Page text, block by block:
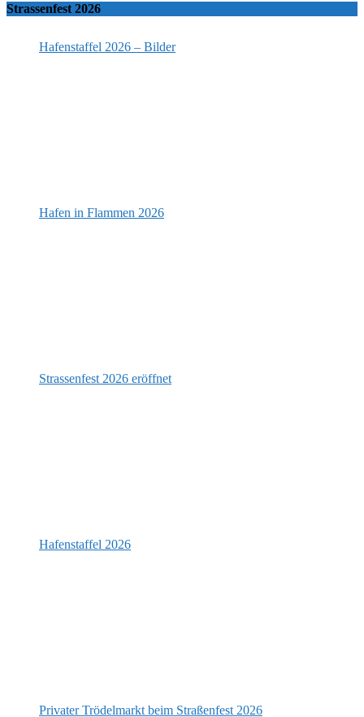
Strassenfest 2026
Hafenstaffel 2026 – Bilder
Hafen in Flammen 2026
Strassenfest 2026 eröffnet
Hafenstaffel 2026
Privater Trödelmarkt beim Straßenfest 2026